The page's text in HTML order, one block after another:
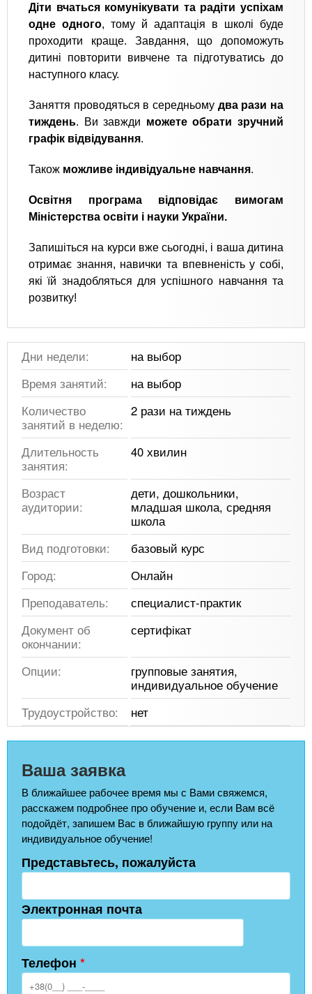
Діти вчаться комунікувати та радіти успіхам
одне одного, тому й адаптація в школі буде
проходити краще. Завдання, що допоможуть
дитині повторити вивчене та підготуватись до
наступного класу.
Заняття проводяться в середньому два рази на
тиждень. Ви завжди можете обрати зручний
графік відвідування.
Також можливе індивідуальне навчання.
Освітня програма відповідає вимогам
Міністерства освіти і науки України.
Запишіться на курси вже сьогодні, і ваша дитина
отримає знання, навички та впевненість у собі,
які їй знадобляться для успішного навчання та
розвитку!
Дни недели:
на выбор
Время занятий:
на выбор
Количество
занятий в неделю:
2 рази на тиждень
Длительность
занятия:
40 хвилин
Возраст
аудитории:
дети, дошкольники,
младшая школа, средняя
школа
Вид подготовки:
базовый курс
Город:
Онлайн
Преподаватель:
специалист-практик
Документ об
окончании:
сертифікат
Опции:
групповые занятия,
индивидуальное обучение
Трудоустройство:
нет
Ваша заявка
В ближайшее рабочее время мы с Вами свяжемся,
расскажем подробнее про обучение и, если Вам всё
подойдёт, запишем Вас в ближайшую группу или на
индивидуальное обучение!
Представьтесь, пожалуйста
Электронная почта
Телефон *